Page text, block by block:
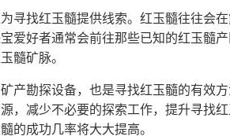
寻找红玉髓提供线索。红玉髓往往会
爱好者通常会前往那些已知的红玉髓
髓矿脉。
产勘探设备，也是寻找红玉髓的有效
，减少不必要的探索工作，提升寻找红
的成功几率将大大提高。